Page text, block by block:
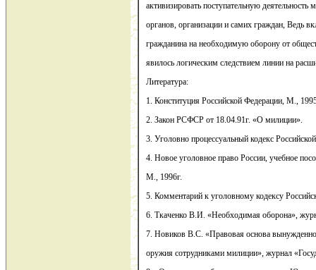
активизировать поступательную деятельность
органов, организации и самих граждан, Ведь
гражданина на необходимую оборону от
явилось логическим следствием линии на
Литература:
1. Конституция Российской Федерации, М.,
2. Закон РСФСР от 18.04.91г. «О милиции».
3. Уголовно процессуальный кодекс
4. Новое уголовное право России, учебное
М., 1996г.
5. Комментарий к уголовному кодексу
6. Ткаченко В.И. «Необходимая оборона»,
7. Новиков В.С. «Правовая основа
оружия сотрудниками милиции», журнал